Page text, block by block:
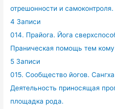
отрешонности и самоконтроля.
4 Записи
014. Прайога. Йога
Праническая помощь тем кому
5 Записи
015. Сообщество йогов.
Деятельность приносящая
площадка рода.